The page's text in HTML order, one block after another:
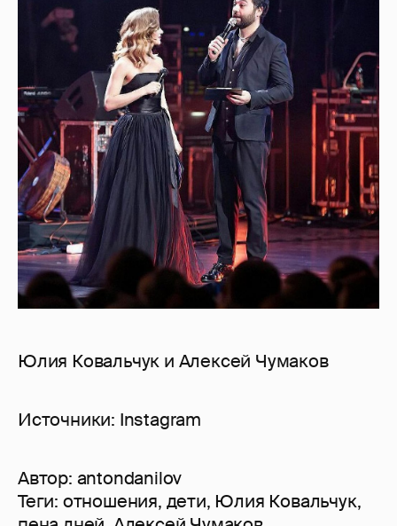
Юлия Ковальчук и Алексей Чумаков
Источники: Instagram
Автор: antondanilov
Теги: отношения, дети, Юлия Ковальчук,